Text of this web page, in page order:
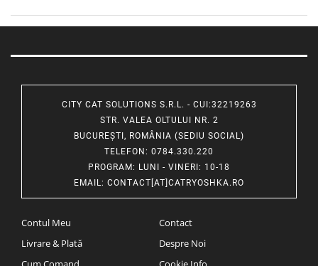
CITY CAT SOLUTIONS S.R.L. - CUI:32219263
STR. VALEA OLTULUI NR. 2
BUCUREȘTI, ROMÂNIA (SEDIU SOCIAL)
TELEFON : 0784.330.220
PROGRAM: LUNI - VINERI: 10-18
EMAIL: CONTACT[AT]CATRYOSHKA.RO
Contul Meu
Livrare & Plată
Contact
Despre Noi